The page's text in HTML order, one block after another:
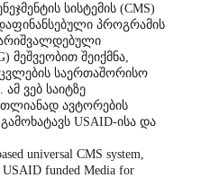
სისტემის (CMS)
პროგრამის
შეიქმნა,
საერთაშორისო
ვებ საიტზე
ავტორების
USAID-ისა და
universal CMS system,
USAID funded Media for